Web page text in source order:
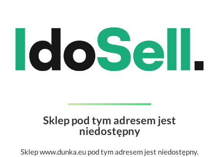
Sklep pod tym adresem jest
niedostępny
Sklep www.dunka.eu pod tym adresem jest niedostępny.